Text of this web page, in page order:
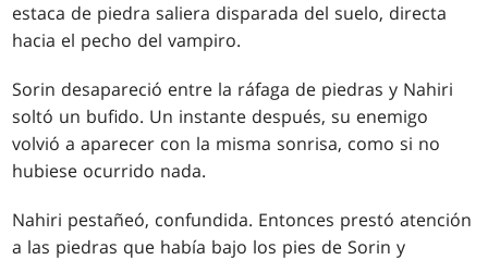
estaca de piedra saliera disparada del suelo, directa
hacia el pecho del vampiro.
Sorin desapareció entre la ráfaga de piedras y Nahiri
soltó un bufido. Un instante después, su enemigo
volvió a aparecer con la misma sonrisa, como si no
hubiese ocurrido nada.
Nahiri pestañeó, confundida. Entonces prestó atención
a las piedras que había bajo los pies de Sorin y